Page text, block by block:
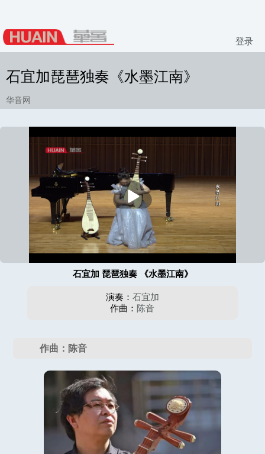
登录
石宜加琵琶独奏《水墨江南》
华音网
播
放
石宜加 琵琶独奏 《水墨江南》
演奏： 石宜加
作曲： 陈音
作曲：陈音